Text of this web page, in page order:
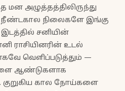
மன அழுத்தத்திலிருந்து
நிலைகளே இங்கு
இடத்தில் சனியின்
ராசியினரின் உடல்
வெளிப்படுத்தும் —
ஆண்டுகளாக
குறுகிய கால நோய்களை